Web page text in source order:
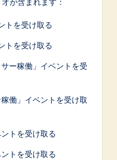
が含まれます：
トを受け取る
トを受け取る
ー稼働」イベントを受
働」イベントを受け取
トを受け取る
トを受け取る